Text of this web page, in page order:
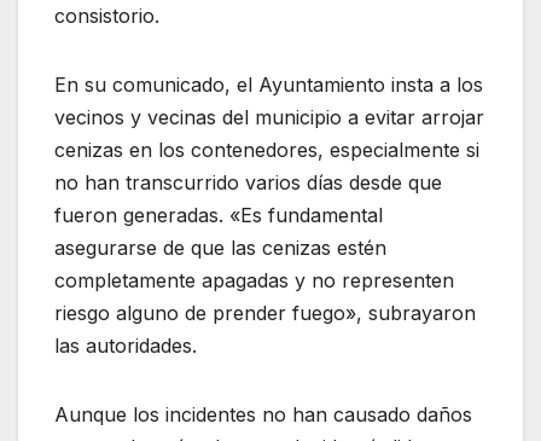
consistorio.
En su comunicado, el Ayuntamiento insta a los
vecinos y vecinas del municipio a evitar arrojar
cenizas en los contenedores, especialmente si
no han transcurrido varios días desde que
fueron generadas. «Es fundamental
asegurarse de que las cenizas estén
completamente apagadas y no representen
riesgo alguno de prender fuego», subrayaron
las autoridades.
Aunque los incidentes no han causado daños